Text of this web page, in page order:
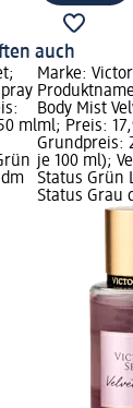
auch
ml
Marke:
Body Mist
ml; Preis:
Grundpreis:
je 100 ml);
Status Grün
Status Grau